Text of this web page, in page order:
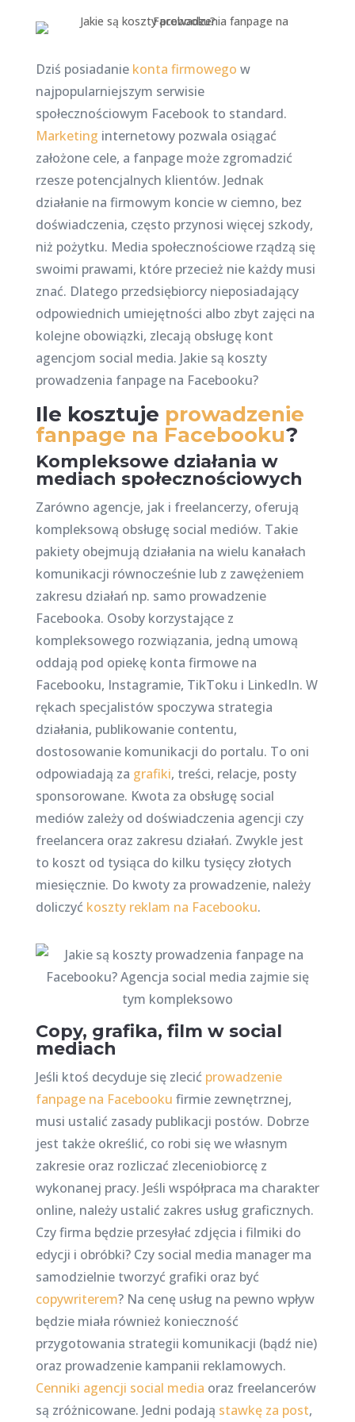
Dziś posiadanie konta firmowego w
najpopularniejszym serwisie
społecznościowym Facebook to standard.
Marketing internetowy pozwala osiągać
założone cele, a fanpage może zgromadzić
rzesze potencjalnych klientów. Jednak
działanie na firmowym koncie w ciemno, bez
doświadczenia, często przynosi więcej szkody,
niż pożytku. Media społecznościowe rządzą się
swoimi prawami, które przecież nie każdy musi
znać. Dlatego przedsiębiorcy nieposiadający
odpowiednich umiejętności albo zbyt zajęci na
kolejne obowiązki, zlecają obsługę kont
agencjom social media. Jakie są koszty
prowadzenia fanpage na Facebooku?
Ile kosztuje prowadzenie
fanpage na Facebooku?
Kompleksowe działania w
mediach społecznościowych
Zarówno agencje, jak i freelancerzy, oferują
kompleksową obsługę social mediów. Takie
pakiety obejmują działania na wielu kanałach
komunikacji równocześnie lub z zawężeniem
zakresu działań np. samo prowadzenie
Facebooka. Osoby korzystające z
kompleksowego rozwiązania, jedną umową
oddają pod opiekę konta firmowe na
Facebooku, Instagramie, TikToku i LinkedIn. W
rękach specjalistów spoczywa strategia
działania, publikowanie contentu,
dostosowanie komunikacji do portalu. To oni
odpowiadają za grafiki, treści, relacje, posty
sponsorowane. Kwota za obsługę social
mediów zależy od doświadczenia agencji czy
freelancera oraz zakresu działań. Zwykle jest
to koszt od tysiąca do kilku tysięcy złotych
miesięcznie. Do kwoty za prowadzenie, należy
doliczyć koszty reklam na Facebooku.
Copy, grafika, film w social
mediach
Jeśli ktoś decyduje się zlecić prowadzenie
fanpage na Facebooku firmie zewnętrznej,
musi ustalić zasady publikacji postów. Dobrze
jest także określić, co robi się we własnym
zakresie oraz rozliczać zleceniobiorcę z
wykonanej pracy. Jeśli współpraca ma charakter
online, należy ustalić zakres usług graficznych.
Czy firma będzie przesyłać zdjęcia i filmiki do
edycji i obróbki? Czy social media manager ma
samodzielnie tworzyć grafiki oraz być
copywriterem? Na cenę usług na pewno wpływ
będzie miała również konieczność
przygotowania strategii komunikacji (bądź nie)
oraz prowadzenie kampanii reklamowych.
Cenniki agencji social media oraz freelancerów
są zróżnicowane. Jedni podają stawkę za post,